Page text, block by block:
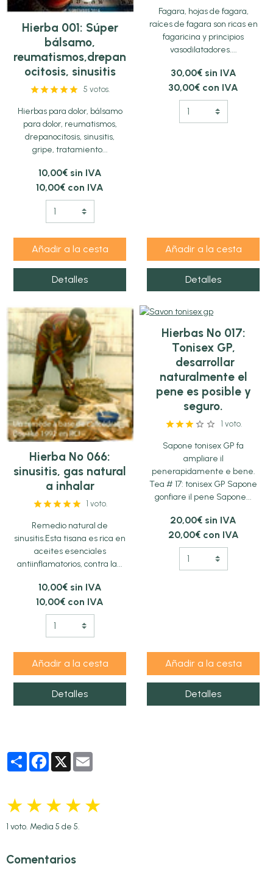
Hierba 001: Súper
bálsamo,
reumatismos,drepan
ocitosis, sinusitis
5 votos.
Hierbas para dolor, bálsamo
para dolor, reumatismos,
drepanocitosis, sinusitis,
gripe, tratamiento...
10,00€ sin IVA
10,00€ con IVA
Añadir a la cesta
Detalles
Fagara, hojas de fagara,
raíces de fagara son ricas en
fagaricina y principios
vasodilatadores....
30,00€ sin IVA
30,00€ con IVA
Añadir a la cesta
Detalles
Hierba Nº 066:
sinusitis, gas natural
a inhalar
1 voto.
Remedio natural de
sinusitis.Esta tisana es rica en
aceites esenciales
antiinflamatorios, contra la...
10,00€ sin IVA
10,00€ con IVA
Añadir a la cesta
Detalles
Hierbas Nº 017:
Tonisex GP,
desarrollar
naturalmente el
pene es posible y
seguro.
1 voto.
Sapone tonisex GP fa
ampliare il
penerapidamente e bene.
Tea # 17: tonisex GP Sapone
gonfiare il pene Sapone...
20,00€ sin IVA
20,00€ con IVA
Añadir a la cesta
Detalles
PartagerFacebook
X
★★★★★
1 voto. Media 5 de 5.
Comentarios